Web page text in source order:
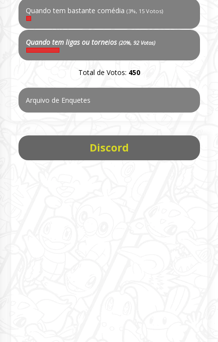
Quando tem bastante comédia (3%, 15 Votos)
Quando tem ligas ou torneios (20%, 92 Votos)
Total de Votos: 450
Arquivo de Enquetes
Discord